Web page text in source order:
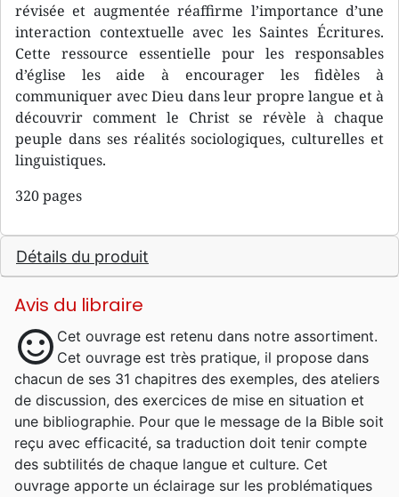
révisée et augmentée réaffirme l’importance d’une
interaction contextuelle avec les Saintes Écritures.
Cette ressource essentielle pour les responsables
d’église les aide à encourager les fidèles à
communiquer avec Dieu dans leur propre langue et à
découvrir comment le Christ se révèle à chaque
peuple dans ses réalités sociologiques, culturelles et
linguistiques.
320 pages
Détails du produit
Avis du libraire
sentiment_satisfied Cet ouvrage est retenu dans notre assortiment.
Cet ouvrage est très pratique, il propose dans
chacun de ses 31 chapitres des exemples, des ateliers
de discussion, des exercices de mise en situation et
une bibliographie. Pour que le message de la Bible soit
reçu avec efficacité, sa traduction doit tenir compte
des subtilités de chaque langue et culture. Cet
ouvrage apporte un éclairage sur les problématiques